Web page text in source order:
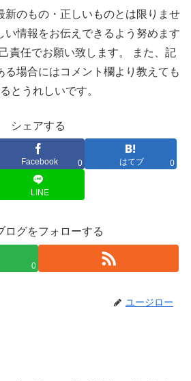
のもの・正しいものとは限りませ
い情報をお伝えできるよう努めます
責任でお願い致します。 また、記
る場合にはコメント欄より教えても
とうれしいです。
シェアする
Facebook 0 はてブ 0
LINE
ログをフォローする
0
ユージロー